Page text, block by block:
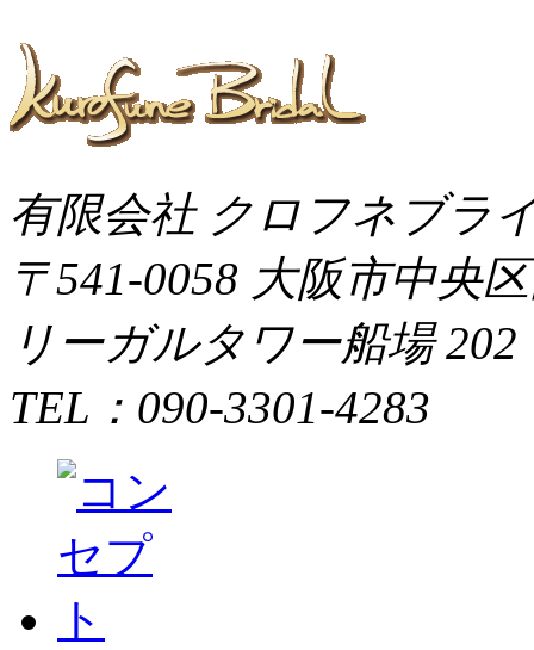
有限会社 クロフネブラ
〒541-0058 大阪市中央
リーガルタワー船場 202
TEL：090-3301-4283